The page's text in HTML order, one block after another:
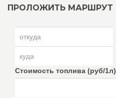
ПРОЛОЖИТЬ МАРШРУТ
Стоимость топлива (руб/1л)